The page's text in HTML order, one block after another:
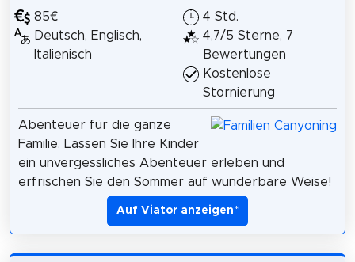
85€
Deutsch, Englisch,
Italienisch
4 Std.
4,7/5 Sterne, 7
Bewertungen
Kostenlose
Stornierung
Abenteuer für die ganze
Familie. Lassen Sie Ihre Kinder
ein unvergessliches Abenteuer erleben und
erfrischen Sie den Sommer auf wunderbare Weise!
Auf Viator anzeigen*